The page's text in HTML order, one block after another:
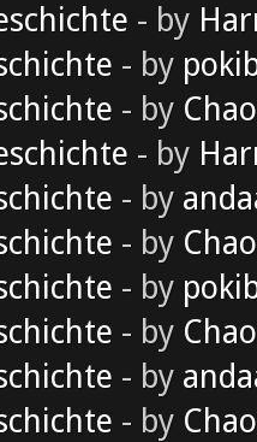
- by
- by
- by
- by
- by
- by
- by
- by
- by
- by